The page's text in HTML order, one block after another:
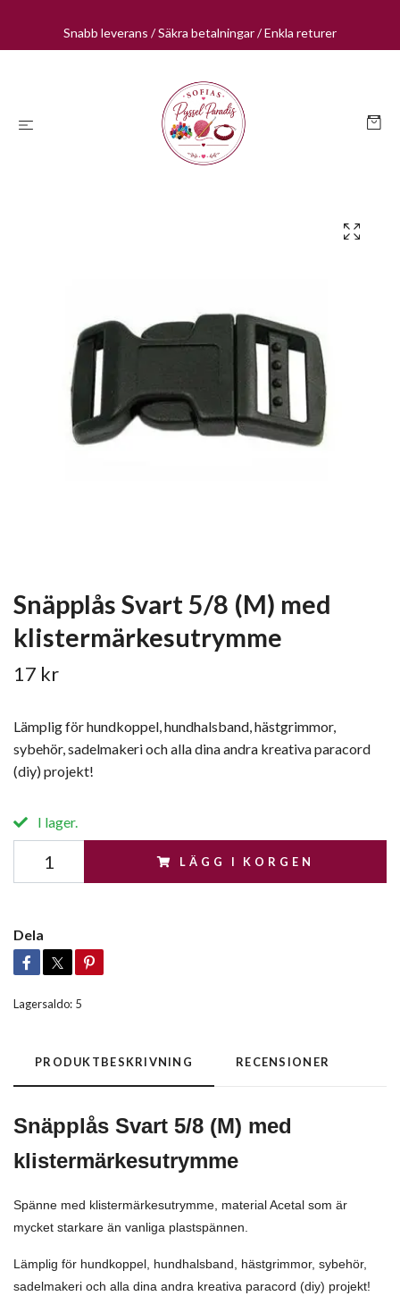
Snabb leverans / Säkra betalningar / Enkla returer
Snäpplås Svart 5/8 (M) med
klistermärkesutrymme
17 kr
Lämplig för hundkoppel, hundhalsband, hästgrimmor,
sybehör, sadelmakeri och alla dina andra kreativa paracord
(diy) projekt!
I lager.
LÄGG I KORGEN
Dela
Lagersaldo: 5
PRODUKTBESKRIVNING RECENSIONER
Snäpplås Svart 5/8 (M) med
klistermärkesutrymme
Spänne med klistermärkesutrymme, material Acetal som är
mycket starkare än vanliga plastspännen.
Lämplig för hundkoppel, hundhalsband, hästgrimmor, sybehör,
sadelmakeri och alla dina andra kreativa paracord (diy) projekt!